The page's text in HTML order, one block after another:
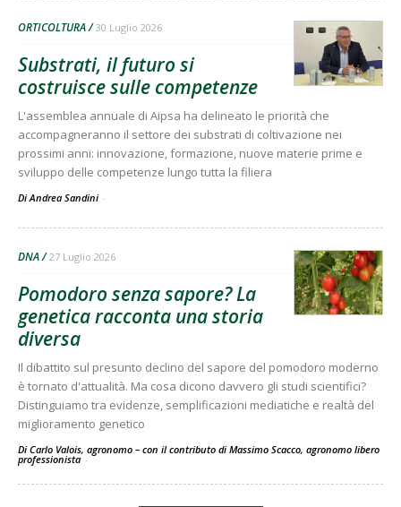
ORTICOLTURA 30 Luglio 2026
Substrati, il futuro si
costruisce sulle competenze
L'assemblea annuale di Aipsa ha delineato le priorità che
accompagneranno il settore dei substrati di coltivazione nei
prossimi anni: innovazione, formazione, nuove materie prime e
sviluppo delle competenze lungo tutta la filiera
Di Andrea Sandini -
DNA 27 Luglio 2026
Pomodoro senza sapore? La
genetica racconta una storia
diversa
Il dibattito sul presunto declino del sapore del pomodoro moderno
è tornato d'attualità. Ma cosa dicono davvero gli studi scientifici?
Distinguiamo tra evidenze, semplificazioni mediatiche e realtà del
miglioramento genetico
Di Carlo Valois, agronomo – con il contributo di Massimo Scacco, agronomo libero
professionista -